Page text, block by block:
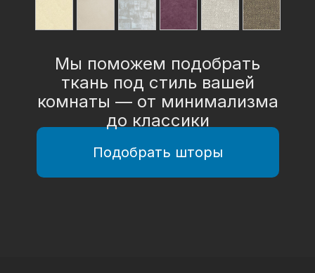
Подобрать шторы
Мы поможем подобрать
ткань под стиль вашей
комнаты — от минимализма
до классики